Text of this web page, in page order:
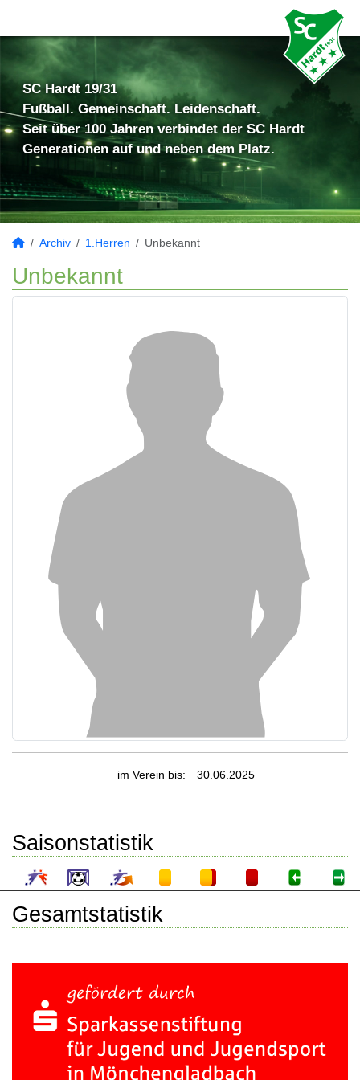
SC Hardt 19/31
Fußball. Gemeinschaft. Leidenschaft.
Seit über 100 Jahren verbindet der SC Hardt
Generationen auf und neben dem Platz.
Archiv 1.Herren Unbekannt
Unbekannt
im Verein bis: 30.06.2025
Saisonstatistik
Gesamtstatistik